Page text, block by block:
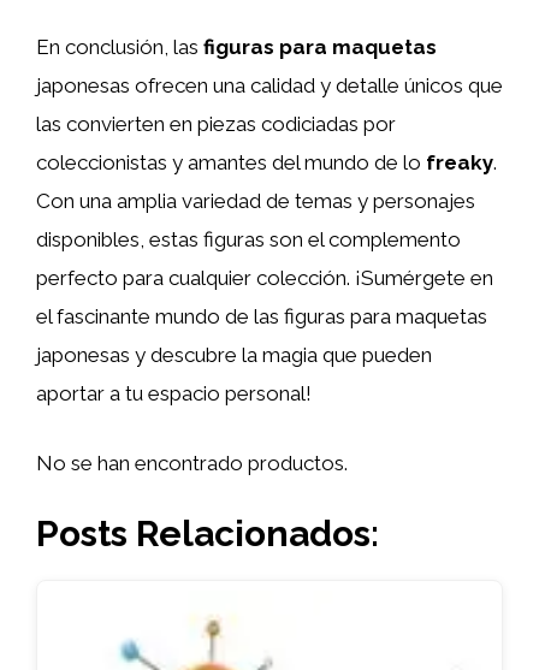
En conclusión, las figuras para maquetas
japonesas ofrecen una calidad y detalle únicos que
las convierten en piezas codiciadas por
coleccionistas y amantes del mundo de lo freaky.
Con una amplia variedad de temas y personajes
disponibles, estas figuras son el complemento
perfecto para cualquier colección. ¡Sumérgete en
el fascinante mundo de las figuras para maquetas
japonesas y descubre la magia que pueden
aportar a tu espacio personal!
No se han encontrado productos.
Posts Relacionados: